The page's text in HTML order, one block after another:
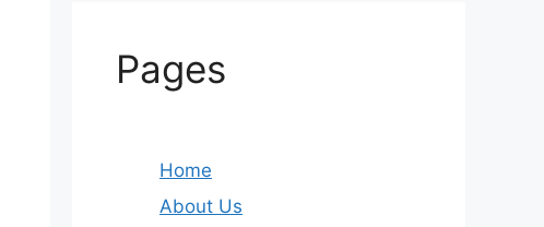
Pages
Home
About Us